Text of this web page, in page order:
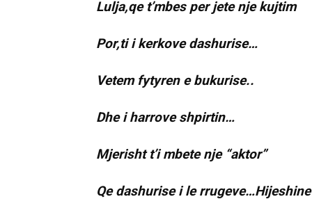
Lulja,qe t’mbes per jete nje kujtim
Por,ti i kerkove dashurise…
Vetem fytyren e bukurise..
Dhe i harrove shpirtin…
Mjerisht t’i mbete nje “aktor”
Qe dashurise i le rrugeve…Hijeshine